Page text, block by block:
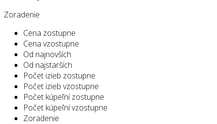
Zoradenie
Cena zostupne
Cena vzostupne
Od najnovších
Od najstarších
Počet izieb zostupne
Počet izieb vzostupne
Počet kúpeľní zostupne
Počet kúpeľní vzostupne
Zoradenie